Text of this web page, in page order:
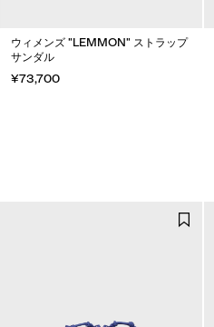
ウィメンズ "LEMMON" ストラップ
サンダル
¥73,700